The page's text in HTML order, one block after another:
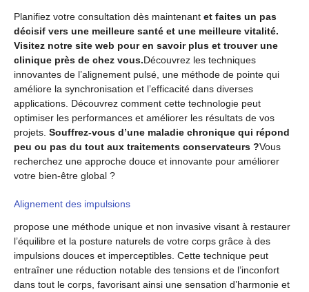
Planifiez votre consultation dès maintenant et faites un pas
décisif vers une meilleure santé et une meilleure vitalité.
Visitez notre site web pour en savoir plus et trouver une
clinique près de chez vous.Découvrez les techniques
innovantes de l’alignement pulsé, une méthode de pointe qui
améliore la synchronisation et l’efficacité dans diverses
applications. Découvrez comment cette technologie peut
optimiser les performances et améliorer les résultats de vos
projets. Souffrez-vous d’une maladie chronique qui répond
peu ou pas du tout aux traitements conservateurs ?Vous
recherchez une approche douce et innovante pour améliorer
votre bien-être global ?
Alignement des impulsions
propose une méthode unique et non invasive visant à restaurer
l’équilibre et la posture naturels de votre corps grâce à des
impulsions douces et imperceptibles. Cette technique peut
entraîner une réduction notable des tensions et de l’inconfort
dans tout le corps, favorisant ainsi une sensation d’harmonie et